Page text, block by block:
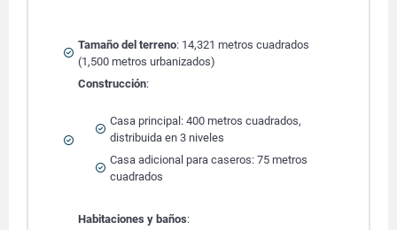
Tamaño del terreno: 14,321 metros cuadrados
(1,500 metros urbanizados)
Construcción:
Casa principal: 400 metros cuadrados,
distribuida en 3 niveles
Casa adicional para caseros: 75 metros
cuadrados
Habitaciones y baños: